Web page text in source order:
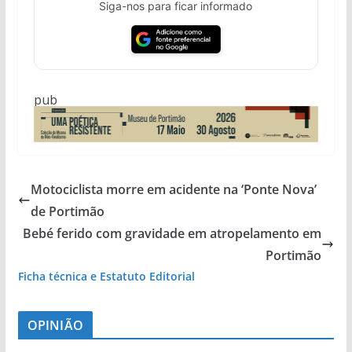
Siga-nos para ficar informado
pub
Motociclista morre em acidente na ‘Ponte Nova’
de Portimão
Bebé ferido com gravidade em atropelamento em
Portimão
Ficha técnica e Estatuto Editorial
OPINIÃO